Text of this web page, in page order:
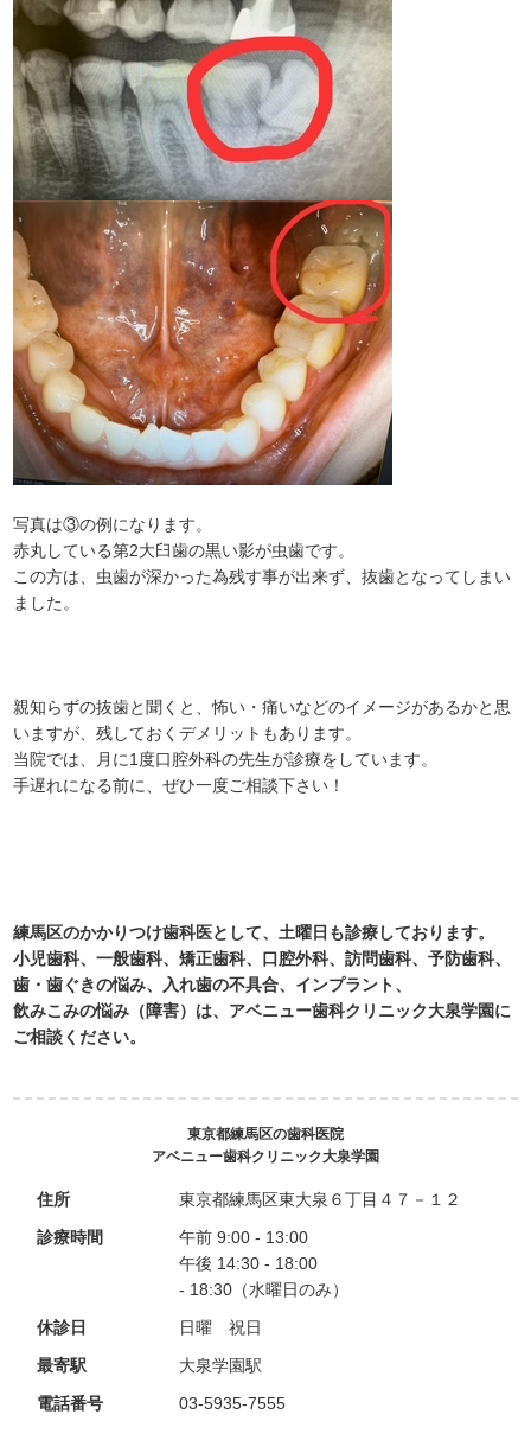
写真は③の例になります。
赤丸している第2大臼歯の黒い影が虫歯です。
この方は、虫歯が深かった為残す事が出来ず、抜歯となってしまい
ました。
親知らずの抜歯と聞くと、怖い・痛いなどのイメージがあるかと思
いますが、残しておくデメリットもあります。
当院では、月に1度口腔外科の先生が診療をしています。
手遅れになる前に、ぜひ一度ご相談下さい！
練馬区のかかりつけ歯科医として、土曜日も診療しております。
小児歯科、一般歯科、矯正歯科、口腔外科、訪問歯科、予防歯科、
歯・歯ぐきの悩み、入れ歯の不具合、インプラント、
飲みこみの悩み（障害）は、アベニュー歯科クリニック大泉学園に
ご相談ください。
東京都練馬区の歯科医院
アベニュー歯科クリニック大泉学園
住所
東京都練馬区東大泉６丁目４７－１２
診療時間
午前 9:00 - 13:00
午後 14:30 - 18:00
- 18:30（水曜日のみ）
休診日
日曜 祝日
最寄駅
大泉学園駅
電話番号
03-5935-7555